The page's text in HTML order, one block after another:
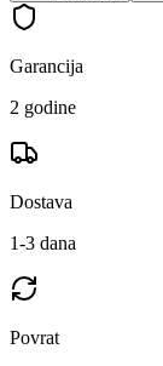
Garancija
2 godine
Dostava
1-3 dana
Povrat